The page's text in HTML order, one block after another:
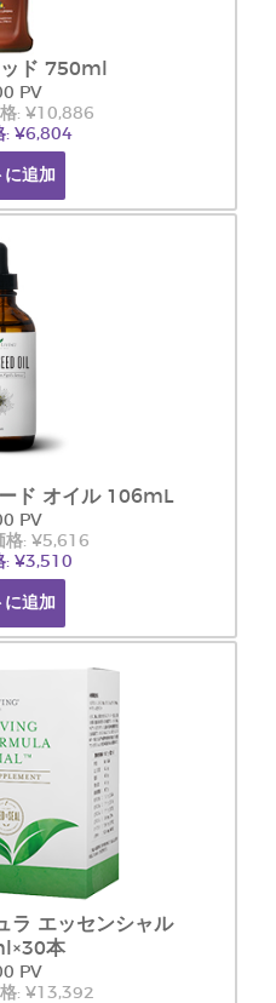
ド 750ml
PV
: ¥10,886
: ¥6,804
に追加
ド オイル 106mL
PV
格: ¥5,616
: ¥3,510
に追加
ラ エッセンシャル
本
PV
: ¥13,392